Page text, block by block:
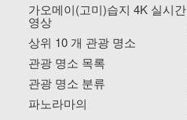
가오메이(고미)습지 4K 실시간
영상
상위 10 개 관광 명소
관광 명소 목록
관광 명소 분류
파노라마의